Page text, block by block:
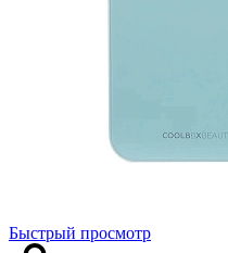
Быстрый просмотр